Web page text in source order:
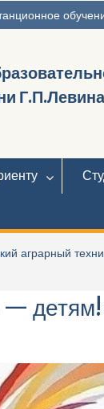
Г.П.Левина
аграрный
—